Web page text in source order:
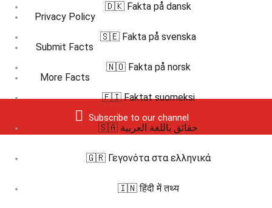
Privacy Policy
Submit Facts
More Facts
Subscribe to our channel
🇩🇰 Fakta på dansk
🇸🇪 Fakta på svenska
🇳🇴 Fakta på norsk
🇫🇮 Faktat suomeksi
🇸🇦 حقائق باللغة العربية
🇬🇷 Γεγονότα στα ελληνικά
🇮🇳 हिंदी में तथ्य